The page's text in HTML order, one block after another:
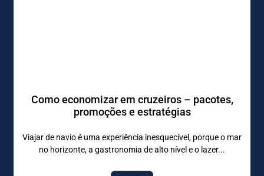
Como economizar em cruzeiros – pacotes,
promoções e estratégias
Viajar de navio é uma experiência inesquecível, porque o mar
no horizonte, a gastronomia de alto nível e o lazer